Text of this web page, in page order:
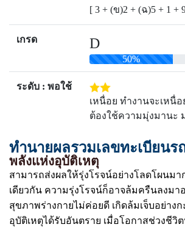
[ 3 + (ข)2 + (ฉ)5 + 1 +
เกรด D
50%
ระดับ : พอใช้
เหนื่อย ทำงานจะเหนื่
ต้องใช้ความมุ่งมานะ
ทำนายผลรวมเลขทะเบียนร
พลังแห่งอุบัติเหตุ
สามารถส่งผลให้รุ่งโรจน์อย่างโลดโผนม
เดียวกัน ความรุ่งโรจน์ก็อาจล้มครืนลงมา
สุขภาพร่างกายไม่ค่อยดี เกิดล้มเจ็บอย่าง
อุบัติเหตุได้รับอันตราย เมื่อโอกาสช่วงชีวิ